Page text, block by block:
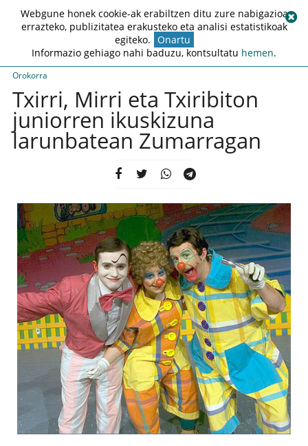
Orokorra
Txirri, Mirri eta Txiribiton
juniorren ikuskizuna
larunbatean Zumarragan
Webgune honek cookie-ak erabiltzen ditu zure nabigazioa
errazteko, publizitatea erakusteko eta analisi estatistikoak
egiteko. Onartu
Informazio gehiago nahi baduzu, kontsultatu hemen.